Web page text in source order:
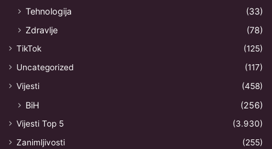
Tehnologija
(33)
Zdravlje
(78)
TikTok
(125)
Uncategorized
(117)
Vijesti
(458)
BiH (256)
Vijesti Top 5
(3.930)
Zanimljivosti
(255)